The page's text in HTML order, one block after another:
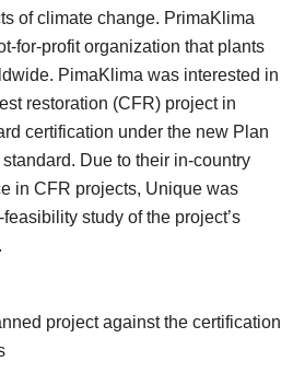
of climate change. PrimaKlima
for-profit organization that plants
PimaKlima was interested in
restoration (CFR) project in
certification under the new Plan
Due to their in-country
in CFR projects, Unique was
study of the project’s
project against the certification